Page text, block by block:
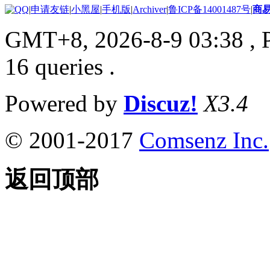
|申请友链|小黑屋|手机版|Archiver|鲁ICP备14001487号|商
GMT+8, 2026-8-9 03:38 ,
16 queries .
Powered by Discuz! X3.4
© 2001-2017 Comsenz Inc.
返回顶部